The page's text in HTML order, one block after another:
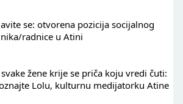
se: otvorena pozicija socijalnog
radnice u Atini
žene krije se priča koju vredi čuti:
Lolu, kulturnu medijatorku Atine